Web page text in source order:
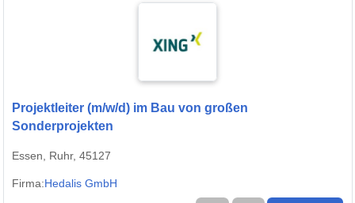
Projektleiter (m/w/d) im Bau von großen
Sonderprojekten
Essen, Ruhr, 45127
Firma:Hedalis GmbH